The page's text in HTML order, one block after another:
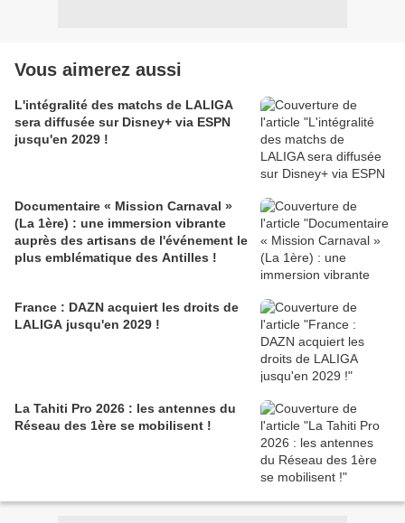
Vous aimerez aussi
L'intégralité des matchs de LALIGA
sera diffusée sur Disney+ via ESPN
jusqu'en 2029 !
Documentaire « Mission Carnaval »
(La 1ère) : une immersion vibrante
auprès des artisans de l'événement le
plus emblématique des Antilles !
France : DAZN acquiert les droits de
LALIGA jusqu'en 2029 !
La Tahiti Pro 2026 : les antennes du
Réseau des 1ère se mobilisent !